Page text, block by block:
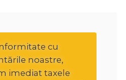
cu
noastre,
imediat taxele